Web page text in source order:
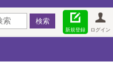
ログイン
新規登録